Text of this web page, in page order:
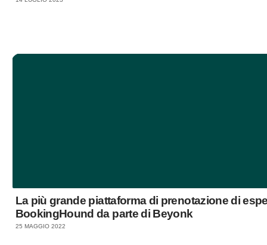
La più grande piattaforma di prenotazione di
BookingHound da parte di Beyonk
25 MAGGIO 2022